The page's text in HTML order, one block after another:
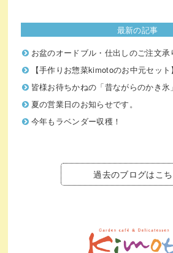
最新の記事
お盆のオードブル・仕出しのご注文承
【手作りお惣菜kimotoのお中元セッ
皆様お待ちかねの「昔ながらのかき氷
夏の営業日のお知らせです。
今年もラベンダー収穫！
過去のブログはこ